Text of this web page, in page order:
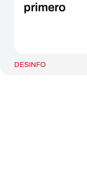
primero
DESINFO